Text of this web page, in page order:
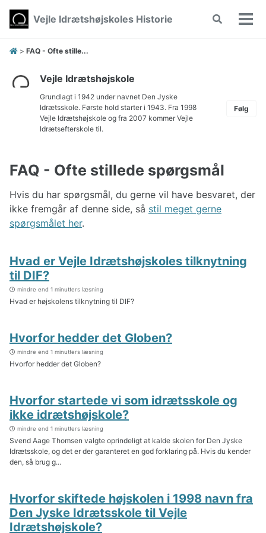
Skip
navigation
Skip
Skip
Vejle Idrætshøjskoles Historie
Toggle Vis/
> FAQ - Ofte stille...
Vejle Idrætshøjskole
Grundlagt i 1942 under navnet Den Jyske
Idrætsskole. Første hold starter i 1943. Fra 1998
Vejle Idrætshøjskole og fra 2007 kommer Vejle
Idrætsefterskole til.
Følg
FAQ - Ofte stillede spørgsmål
Hvis du har spørgsmål, du gerne vil have besvaret, der
ikke fremgår af denne side, så stil meget gerne
spørgsmålet her.
Hvad er Vejle Idrætshøjskoles tilknytning
til DIF?
mindre end 1 minutters læsning
Hvad er højskolens tilknytning til DIF?
Hvorfor hedder det Globen?
mindre end 1 minutters læsning
Hvorfor hedder det Globen?
Hvorfor startede vi som idrætsskole og
ikke idrætshøjskole?
mindre end 1 minutters læsning
Svend Aage Thomsen valgte oprindeligt at kalde skolen for Den Jyske
Idrætsskole, og det er der garanteret en god forklaring på. Hvis du kender
den, så brug g...
Hvorfor skiftede højskolen i 1998 navn fra
Den Jyske Idrætsskole til Vejle
Idrætshøjskole?